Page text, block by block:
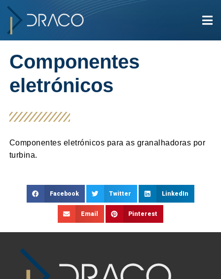
Componentes
eletrónicos
Componentes eletrónicos para as granalhadoras por
turbina.
Facebook Twitter LinkedIn
Email Pinterest